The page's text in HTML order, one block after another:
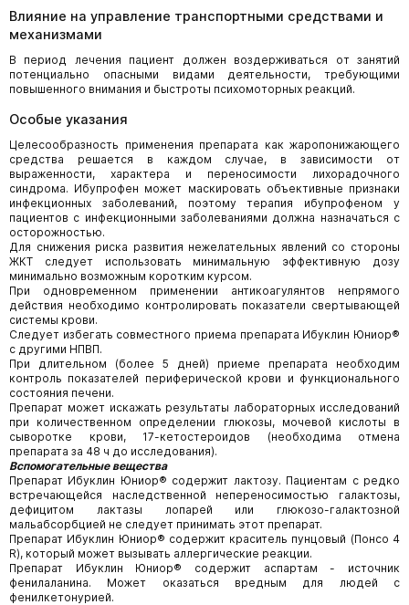
Влияние на управление транспортными средствами и
механизмами
В период лечения пациент должен воздерживаться от занятий
потенциально опасными видами деятельности, требующими
повышенного внимания и быстроты психомоторных реакций.
Особые указания
Целесообразность применения препарата как жаропонижающего
средства решается в каждом случае, в зависимости от
выраженности, характера и переносимости лихорадочного
синдрома. Ибупрофен может маскировать объективные признаки
инфекционных заболеваний, поэтому терапия ибупрофеном у
пациентов с инфекционными заболеваниями должна назначаться с
осторожностью.
Для снижения риска развития нежелательных явлений со стороны
ЖКТ следует использовать минимальную эффективную дозу
минимально возможным коротким курсом.
При одновременном применении антикоагулянтов непрямого
действия необходимо контролировать показатели свертывающей
системы крови.
Следует избегать совместного приема препарата Ибуклин Юниор®
с другими НПВП.
При длительном (более 5 дней) приеме препарата необходим
контроль показателей периферической крови и функционального
состояния печени.
Препарат может искажать результаты лабораторных исследований
при количественном определении глюкозы, мочевой кислоты в
сыворотке крови, 17-кетостероидов (необходима отмена
препарата за 48 ч до исследования).
Вспомогательные вещества
Препарат Ибуклин Юниор® содержит лактозу. Пациентам с редко
встречающейся наследственной непереносимостью галактозы,
дефицитом лактазы лопарей или глюкозо-галактозной
мальабсорбцией не следует принимать этот препарат.
Препарат Ибуклин Юниор® содержит краситель пунцовый (Понсо 4
R), который может вызывать аллергические реакции.
Препарат Ибуклин Юниор® содержит аспартам - источник
фенилаланина. Может оказаться вредным для людей с
фенилкетонурией.